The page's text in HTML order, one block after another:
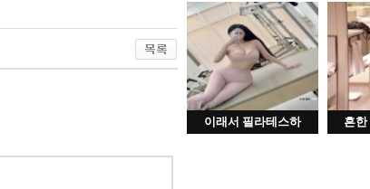
이래서 필라테스하 흔한